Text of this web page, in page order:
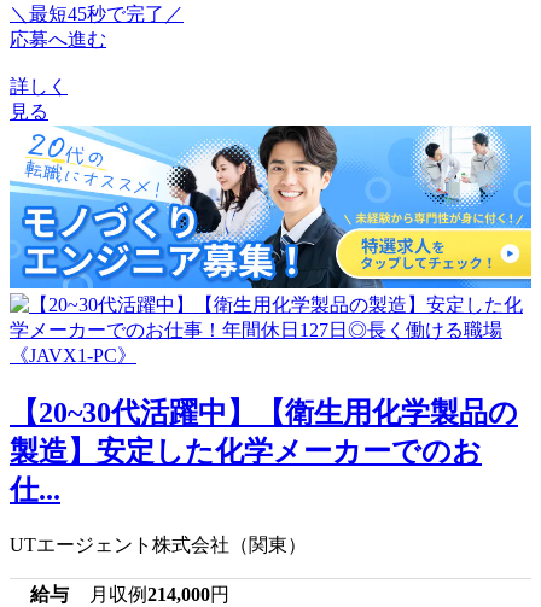
＼最短45秒で完了／
応募へ進む
詳しく
見る
【20~30代活躍中】【衛生用化学製品の
製造】安定した化学メーカーでのお
仕...
UTエージェント株式会社（関東）
給与 月収例214,000円